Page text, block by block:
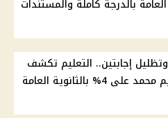
العامة بالدرجة كاملة والمستندات
إجابتين.. التعليم تكشف
بالثانوية العامة